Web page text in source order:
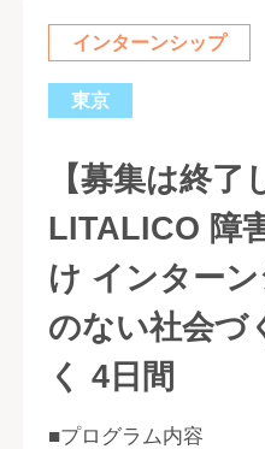
インターンシップ
東京
【募集は終了
LITALICO 障
け インター
のない社会づ
く 4日間
■プログラム内容